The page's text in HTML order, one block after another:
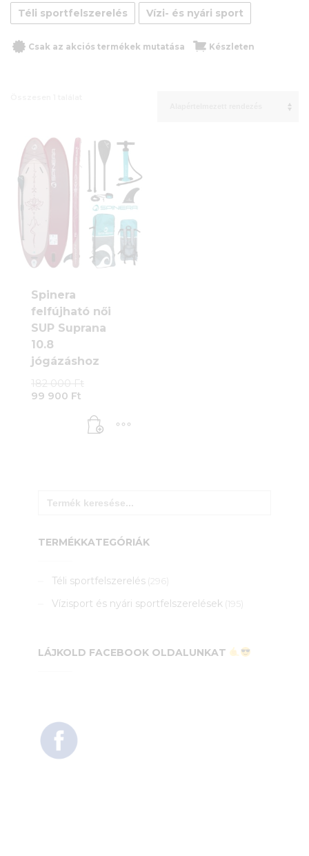
Téli sportfelszerelés Vízi- és nyári sport
Csak az akciós termékek mutatása Készleten
Spinera
felfújható női
SUP Suprana
10.8
jógázáshoz
182 000Ft
182
000 Ft.
99 900 Ft
is:
99
for:
TERMÉKKATEGÓRIÁK
Téli sportfelszerelés (296)
Vízisport és nyári sportfelszerelések (195)
LÁJKOLD FACEBOOK OLDALUNKAT